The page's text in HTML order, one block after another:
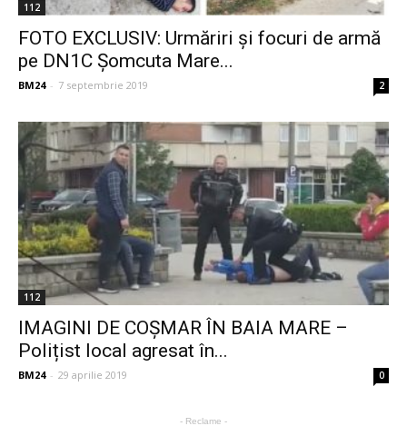
112
FOTO EXCLUSIV: Urmăriri și focuri de armă
pe DN1C Șomcuta Mare...
BM24 - 7 septembrie 2019 2
112
IMAGINI DE COȘMAR ÎN BAIA MARE –
Polițist local agresat în...
BM24 - 29 aprilie 2019 0
- Reclame -